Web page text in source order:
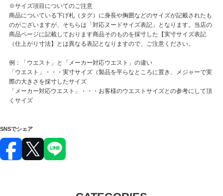
※サイズ項目についてのご注意
商品についている下げ札（タグ）に身長や胸囲などのサイズが記載されたも
のがございますが、そちらは「対応ヌードサイズ表記」となります。当店の
商品ページに記載しております商品そのものを採寸した【実寸サイズ表記
（仕上がり寸法】とは異なる表記となりますので、ご注意ください。
例：「ウエスト」と「メーカー対応ウエスト」の違い
「ウエスト」・・・実寸サイズ（製品を平らなところに置き、メジャーで実
際の大きさを採寸したサイズ
「メーカー対応ウエスト」・・・お客様のウエストサイズとの参考にして頂
くサイズ
SNSでシェア